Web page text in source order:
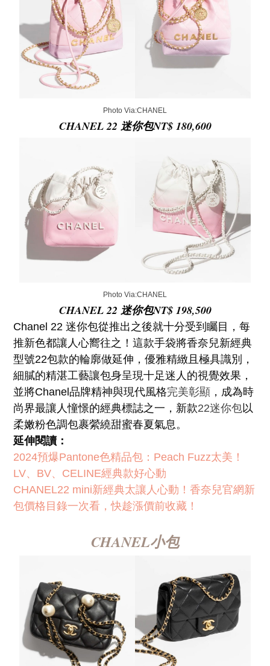
Photo Via:CHANEL
CHANEL 22 迷你包NT$ 180,600
Photo Via:CHANEL
CHANEL 22 迷你包NT$ 198,500
Chanel 22 迷你包從推出之後就十分受到矚目，每
推新色都讓人心嚮往之！這款手袋將香奈兒新經典
型號22包款的輪廓做延伸，優雅精緻且極具識別，
細膩的精湛工藝讓包身呈現十足迷人的視覺效果，
並將Chanel品牌精神與現代風格完美彰顯 ，成為時
尚界最讓人憧憬的經典標誌之一，新款22迷你包以
柔嫩粉色調包裹縈繞甜蜜春夏氣息。
延伸閱讀：
2024預爆Pantone色精品包：Peach Fuzz太美！
LV、BV、CELINE經典款好心動
CHANEL22 mini新經典太讓人心動！香奈兒官網新
包價格目錄一次看，快趁漲價前收藏！
CHANEL小包